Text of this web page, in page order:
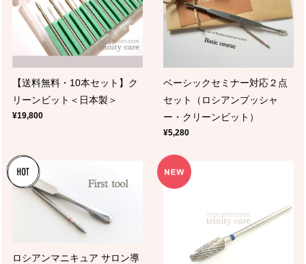
【送料無料・10本セット】ク
リーンビット＜日本製＞
¥19,800
ベーシックセミナー対応２点
セット（ロシアンプッシャ
ー・クリーンビット）
¥5,280
ロシアンマニキュア サロン導